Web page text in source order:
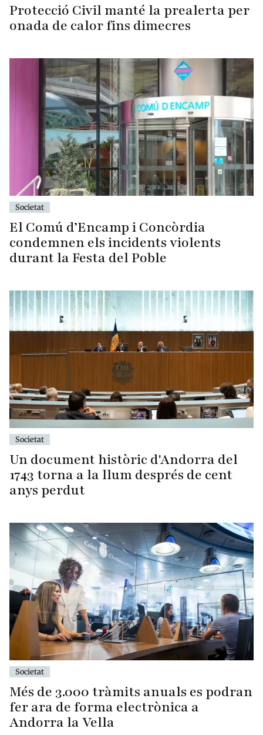
Protecció Civil manté la prealerta per
onada de calor fins dimecres
Societat
El Comú d’Encamp i Concòrdia
condemnen els incidents violents
durant la Festa del Poble
Societat
Un document històric d'Andorra del
1743 torna a la llum després de cent
anys perdut
Societat
Més de 3.000 tràmits anuals es podran
fer ara de forma electrònica a
Andorra la Vella